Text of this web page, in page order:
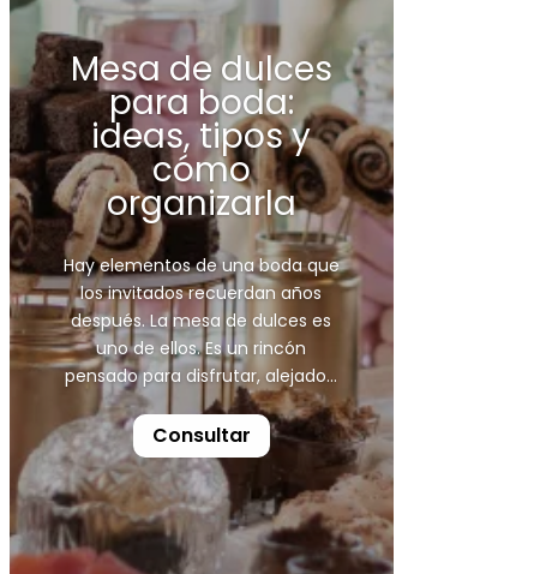
Mesa de dulces
para boda:
ideas, tipos y
cómo
organizarla
Hay elementos de una boda que
los invitados recuerdan años
después. La mesa de dulces es
uno de ellos. Es un rincón
pensado para disfrutar, alejado...
Consultar